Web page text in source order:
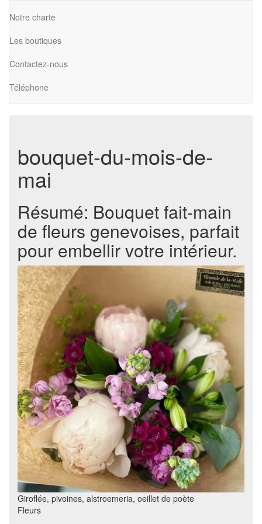
Notre charte
Les boutiques
Contactez-nous
Téléphone
bouquet-du-mois-de-
mai
Résumé: Bouquet fait-main
de fleurs genevoises, parfait
pour embellir votre intérieur.
Giroflée, pivoines, alstroemeria, oeillet de poète
Fleurs